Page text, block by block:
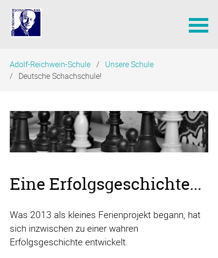
überspringen
Adolf-Reichwein-Schule
Unsere Schule
Deutsche Schachschule!
Eine Erfolgsgeschichte...
Was 2013 als kleines Ferienprojekt begann, hat
sich inzwischen zu einer wahren
Erfolgsgeschichte entwickelt.